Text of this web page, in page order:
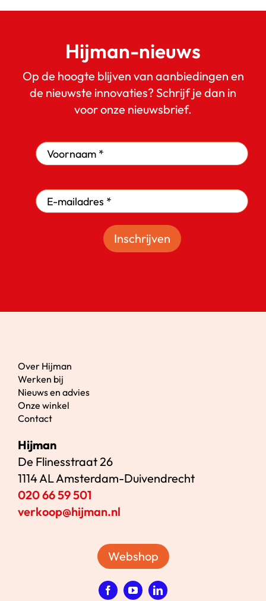
Hijman-nieuws
Op de hoogte blijven van aanbiedingen en
de nieuwste innovaties? Schrijf je dan in
voor onze nieuwsbrief.
Inschrijven
Over Hijman
Werken bij
Nieuws en advies
Onze winkel
Contact
Hijman
De Flinesstraat 26
1114 AL Amsterdam-Duivendrecht
020 66 59 501
verkoop@hijman.nl
Webshop